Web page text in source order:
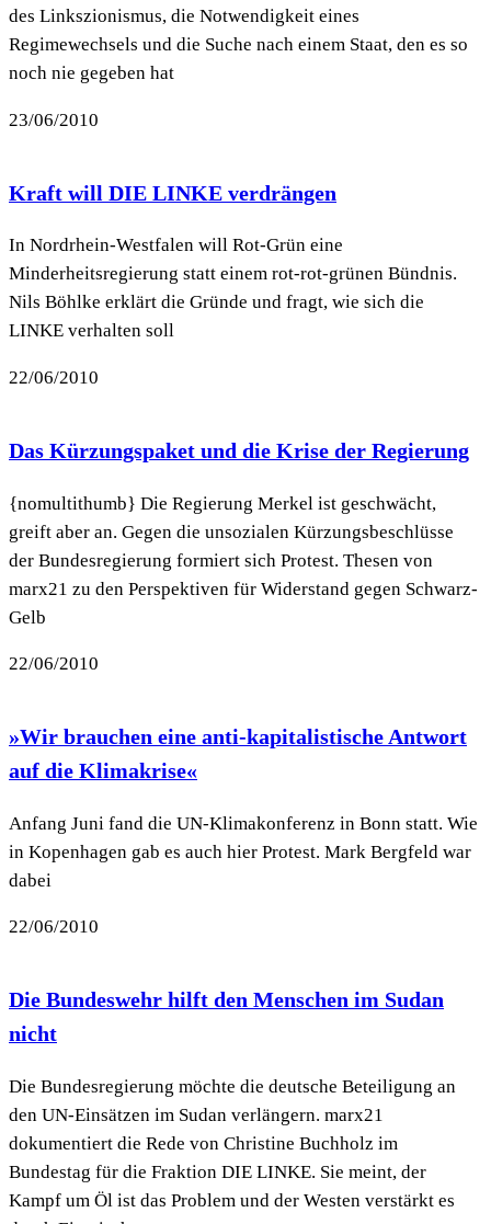
des Linkszionismus, die Notwendigkeit eines
Regimewechsels und die Suche nach einem Staat, den es so
noch nie gegeben hat
23/06/2010
Kraft will DIE LINKE verdrängen
In Nordrhein-Westfalen will Rot-Grün eine
Minderheitsregierung statt einem rot-rot-grünen Bündnis.
Nils Böhlke erklärt die Gründe und fragt, wie sich die
LINKE verhalten soll
22/06/2010
Das Kürzungspaket und die Krise der Regierung
{nomultithumb} Die Regierung Merkel ist geschwächt,
greift aber an. Gegen die unsozialen Kürzungsbeschlüsse
der Bundesregierung formiert sich Protest. Thesen von
marx21 zu den Perspektiven für Widerstand gegen Schwarz-
Gelb
22/06/2010
»Wir brauchen eine anti-kapitalistische Antwort
auf die Klimakrise«
Anfang Juni fand die UN-Klimakonferenz in Bonn statt. Wie
in Kopenhagen gab es auch hier Protest. Mark Bergfeld war
dabei
22/06/2010
Die Bundeswehr hilft den Menschen im Sudan
nicht
Die Bundesregierung möchte die deutsche Beteiligung an
den UN-Einsätzen im Sudan verlängern. marx21
dokumentiert die Rede von Christine Buchholz im
Bundestag für die Fraktion DIE LINKE. Sie meint, der
Kampf um Öl ist das Problem und der Westen verstärkt es